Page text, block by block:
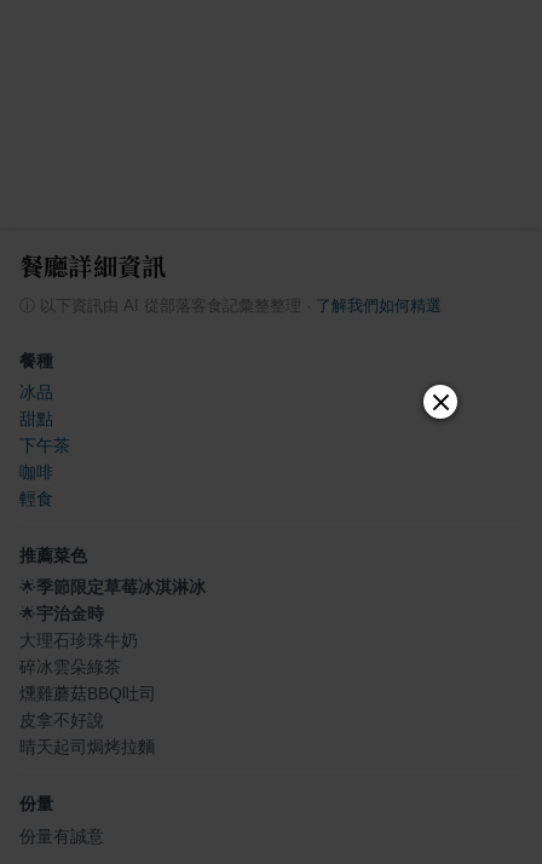
餐廳詳細資訊
以下資訊由 AI 從部落客食記彙整整理 了解我們如何精選
餐種
冰品
甜點
下午茶
咖啡
輕食
推薦菜色
🌟季節限定草莓冰淇淋冰
🌟宇治金時
大理石珍珠牛奶
碎冰雲朵綠茶
燻雞蘑菇BBQ吐司
皮拿不好說
晴天起司焗烤拉麵
份量
份量有誠意